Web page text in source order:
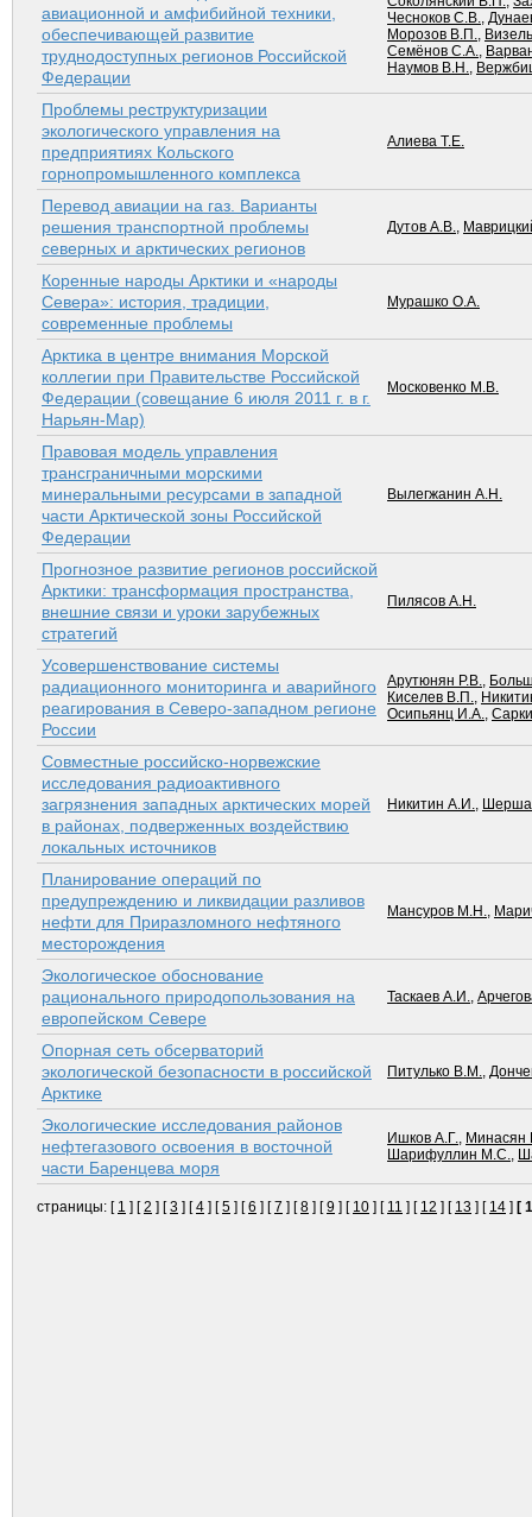
авиационной и амфибийной техники,
обеспечивающей развитие
труднодоступных регионов Российской
Федерации
Чесноков С.В.,
Морозов В.П.,
Семёнов С.А.,
Наумов В.Н.,
Проблемы реструктуризации
экологического управления на
предприятиях Кольского
горнопромышленного комплекса
Алиева Т.Е.
Перевод авиации на газ. Варианты
решения транспортной проблемы
северных и арктических регионов
Дутов А.В.,
Коренные народы Арктики и «народы
Севера»: история, традиции,
современные проблемы
Мурашко О.А.
Арктика в центре внимания Морской
коллегии при Правительстве Российской
Федерации (совещание 6 июля 2011 г. в г.
Нарьян-Мар)
Московенко М.В.
Правовая модель управления
трансграничными морскими
минеральными ресурсами в западной
части Арктической зоны Российской
Федерации
Вылегжанин А.Н.
Прогнозное развитие регионов российской
Арктики: трансформация пространства,
внешние связи и уроки зарубежных
стратегий
Пилясов А.Н.
Усовершенствование системы
радиационного мониторинга и аварийного
реагирования в Северо-западном регионе
России
Арутюнян Р.В.,
Киселев В.П.,
Осипьянц И.А.,
Совместные российско-норвежские
исследования радиоактивного
загрязнения западных арктических морей
в районах, подверженных воздействию
локальных источников
Никитин А.И.,
Планирование операций по
предупреждению и ликвидации разливов
нефти для Приразломного нефтяного
месторождения
Мансуров М.Н.,
Экологическое обоснование
рационального природопользования на
европейском Севере
Таскаев А.И.,
Опорная сеть обсерваторий
экологической безопасности в российской
Арктике
Питулько В.М.,
Экологические исследования районов
нефтегазового освоения в восточной
части Баренцева моря
Ишков А.Г., Минасян
Шарифуллин М.С.,
страницы: [ 1 ] [2 ] [3 ] [4 ] [5 ] [6 ] [7 ] [8 ] [9 ] [ 10 ] [ 11 ] [ 12 ] [ 13 ] [ 14 ] [